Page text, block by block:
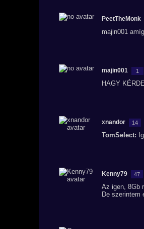
PeetTheMonk
majin001
majin001 1
HAGY
xnandor 14
TomSelect:
Kenny79 47
Az igen, 8Gb
De szerintem